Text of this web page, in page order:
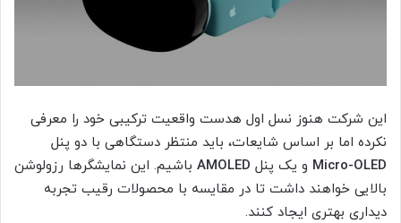
این شرکت هنوز نسل اول هدست واقعیت ترکیبی خود را معرفی
نکرده‌ اما بر اساس شایعات، باید منتظر دستگاهی با دو پنل
Micro-OLED و یک پنل AMOLED باشیم. این نمایشگرها رزولوشن
بالایی خواهند داشت تا در مقایسه با محصولات رقیب تجربه
دیداری بهتری ایجاد کنند.